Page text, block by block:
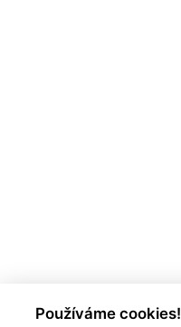
Používáme cookies!